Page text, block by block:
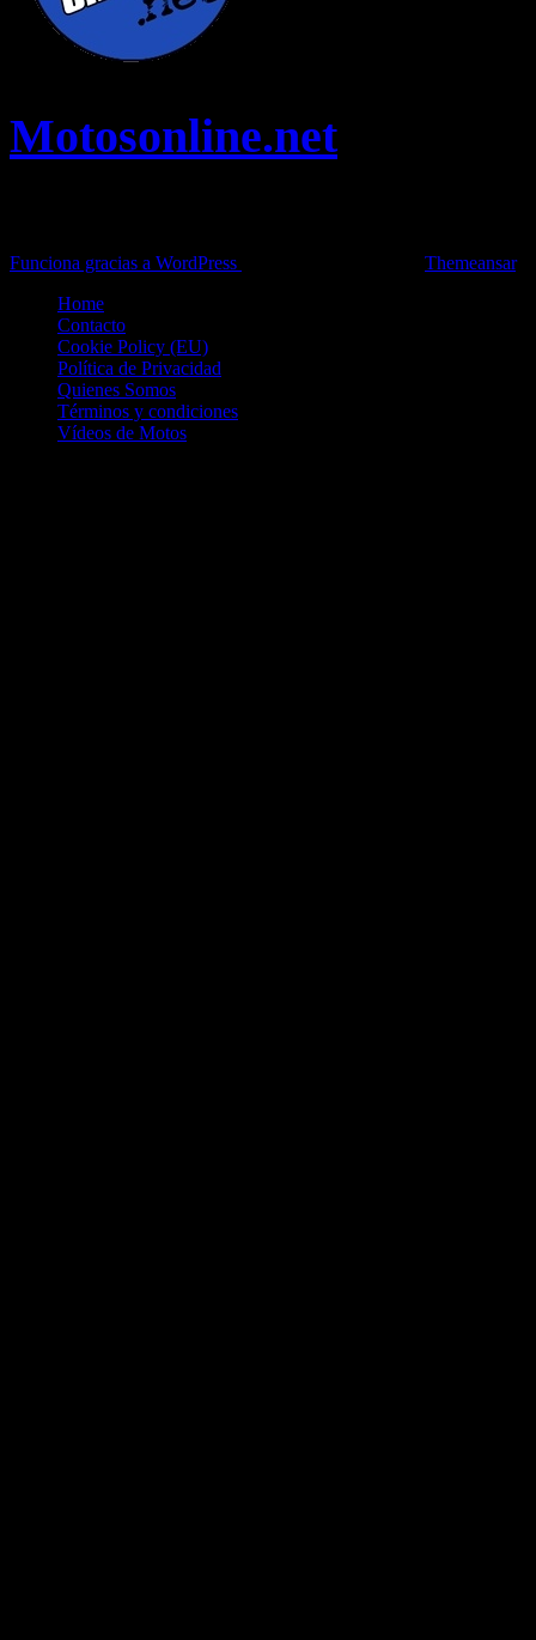
Motosonline.net
Funciona gracias a WordPress
Themeansar.
Home
Contacto
Cookie Policy (EU)
Política de Privacidad
Quienes Somos
Términos y condiciones
Vídeos de Motos